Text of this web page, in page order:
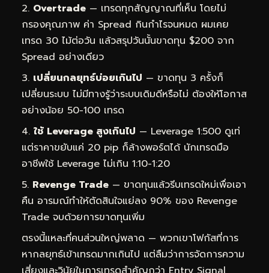
Overtrade — เทรดทุกสัญญาณที่เห็น โดยไม่
กรองคุณภาพ ค่า Spread กินกำไรจนหมด ผมเคย
เทรด 30 ไม้ต่อวัน แล้วสรุปวันนั้นขาดทุน $200 จาก
Spread อย่างเดียว
เปลี่ยนกลยุทธ์บ่อยเกินไป — ขาดทุน 3 ครั้งก็
เปลี่ยนระบบ ไม่มีทางรู้ว่าระบบเดิมดีหรือไม่ ต้องให้โอกาส
อย่างน้อย 50-100 เทรด
ใช้ Leverage สูงเกินไป — Leverage 1:500 ดูเท่
แต่ราคาขยับแค่ 20 pip ก็ล้างพอร์ตได้ นักเทรดมือ
อาชีพใช้ Leverage ไม่เกิน 1:10-1:20
Revenge Trade — ขาดทุนแล้วรีบเทรดใหม่เพื่อเอา
คืน อารมณ์ทำให้ตัดสินใจแย่ลง 90% ของ Revenge
Trade จบด้วยการขาดทุนเพิ่ม
ตรงนี้แหละที่คนส่วนใหญ่พลาด — พวกเขาโฟกัสที่การ
หากลยุทธ์เข้าเทรดมากเกินไป แต่ลืมว่าการจัดการความ